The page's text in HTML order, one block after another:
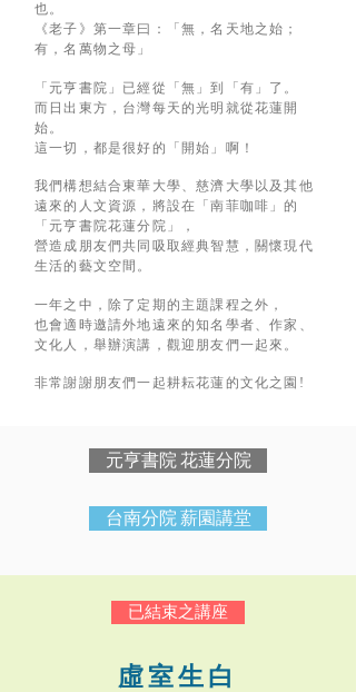
也。
《老子》第一章曰：「無，名天地之始；
有，名萬物之母」
「元亨書院」已經從「無」到「有」了。
而日出東方，台灣每天的光明就從花蓮開
始。
這一切，都是很好的「開始」啊！
我們構想結合東華大學、慈濟大學以及其他
遠來的人文資源，將設在「南菲咖啡」的
「元亨書院花蓮分院」，
營造成朋友們共同吸取經典智慧，關懷現代
生活的藝文空間。
一年之中，除了定期的主題課程之外，
也會適時邀請外地遠來的知名學者、作家、
文化人，舉辦演講，觀迎朋友們一起來。
非常謝謝朋友們一起耕耘花蓮的文化之園!
元亨書院 花蓮分院
台南分院 薪園講堂
已結束之講座
虛 室 生 白